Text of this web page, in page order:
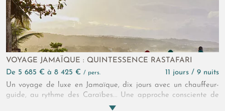
VOYAGE JAMAÏQUE : QUINTESSENCE RASTAFARI
de 5 685 € à 8 425 € / pers.
11 jours / 9 nuits
Un voyage de luxe en Jamaïque, dix jours avec un chauffeur-
guide, au rythme des Caraïbes... Une approche consciente de
la gastronomie, la meilleure tasse de café de votre vie, des